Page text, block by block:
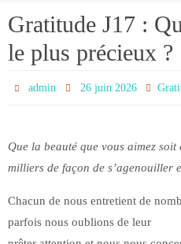
Gratitude J17 :
le plus précieux ?
admin 26 juin 2026
Que la beauté que vous aimez
milliers de façon de s’agenouiller
Chacun de nous entretient de
parfois nous oublions de leur